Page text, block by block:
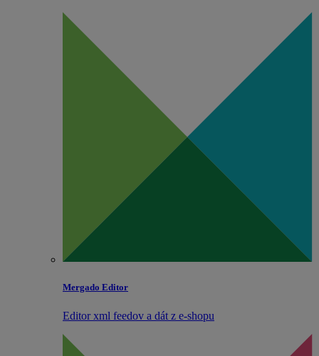
Mergado Editor
Editor xml feedov a dát z e‑shopu